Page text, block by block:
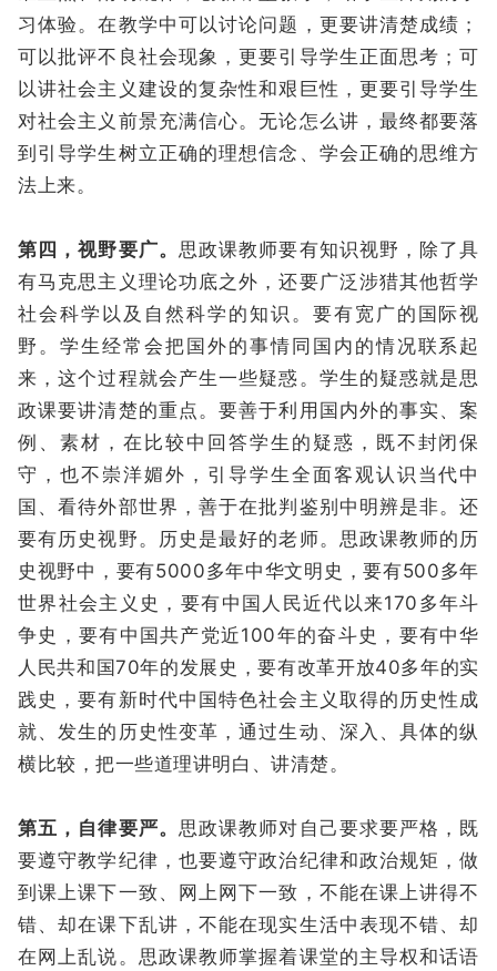
习体验。在教学中可以讨论问题，更要讲清楚成绩；
可以批评不良社会现象，更要引导学生正面思考；可
以讲社会主义建设的复杂性和艰巨性，更要引导学生
对社会主义前景充满信心。无论怎么讲，最终都要落
到引导学生树立正确的理想信念、学会正确的思维方
法上来。
第四，视野要广。 思政课教师要有知识视野，除了具
有马克思主义理论功底之外，还要广泛涉猎其他哲学
社会科学以及自然科学的知识。要有宽广的国际视
野。学生经常会把国外的事情同国内的情况联系起
来，这个过程就会产生一些疑惑。学生的疑惑就是思
政课要讲清楚的重点。要善于利用国内外的事实、案
例、素材，在比较中回答学生的疑惑，既不封闭保
守，也不崇洋媚外，引导学生全面客观认识当代中
国、看待外部世界，善于在批判鉴别中明辨是非。还
要有历史视野。历史是最好的老师。思政课教师的历
史视野中，要有5000多年中华文明史，要有500多年
世界社会主义史，要有中国人民近代以来170多年斗
争史，要有中国共产党近100年的奋斗史，要有中华
人民共和国70年的发展史，要有改革开放40多年的实
践史，要有新时代中国特色社会主义取得的历史性成
就、发生的历史性变革，通过生动、深入、具体的纵
横比较，把一些道理讲明白、讲清楚。
第五，自律要严。 思政课教师对自己要求要严格，既
要遵守教学纪律，也要遵守政治纪律和政治规矩，做
到课上课下一致、网上网下一致，不能在课上讲得不
错、却在课下乱讲，不能在现实生活中表现不错、却
在网上乱说。思政课教师掌握着课堂的主导权和话语